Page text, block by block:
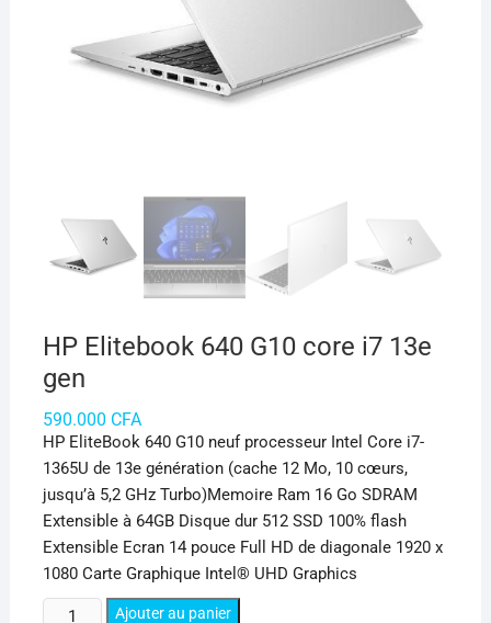
HP Elitebook 640 G10 core i7 13e
gen
590.000 CFA
HP EliteBook 640 G10 neuf processeur Intel Core i7-
1365U de 13e génération (cache 12 Mo, 10 cœurs,
jusqu’à 5,2 GHz Turbo)Memoire Ram 16 Go SDRAM
Extensible à 64GB Disque dur 512 SSD 100% flash
Extensible Ecran 14 pouce Full HD de diagonale 1920 x
1080 Carte Graphique Intel®️ UHD Graphics
quantité
Ajouter au panier